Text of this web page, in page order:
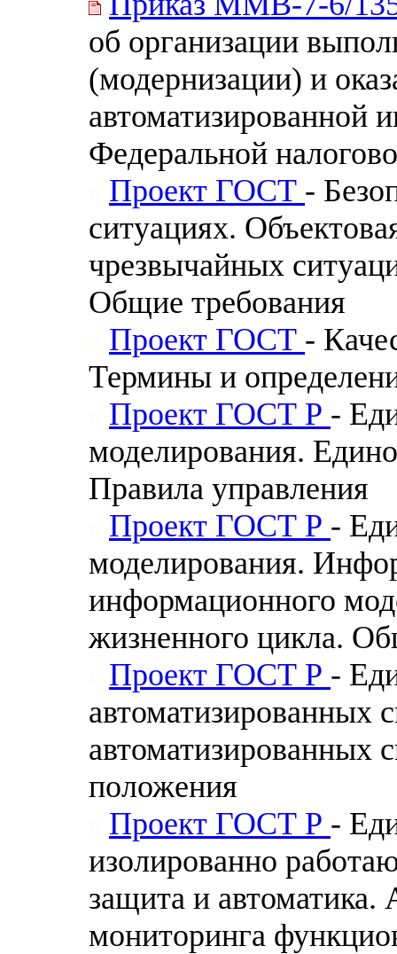
об организации
(модернизации) и
автоматизированной
Федеральной
Проект ГОСТ -
ситуациях.
чрезвычайных
Общие требования
Проект ГОСТ -
Термины и
Проект ГОСТ Р -
моделирования.
Правила управления
Проект ГОСТ Р -
моделирования.
информационного
жизненного цикла.
Проект ГОСТ Р -
автоматизированных
автоматизированных
положения
Проект ГОСТ Р -
изолированно
защита и
мониторинга